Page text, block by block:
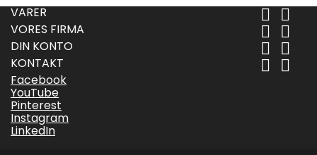
VARER
 
VORES FIRMA  
DIN KONTO  
KONTAKT  
Facebook
YouTube
Pinterest
Instagram
LinkedIn